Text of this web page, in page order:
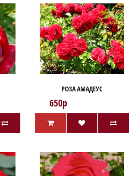
РОЗА АМАДЕУС
650р